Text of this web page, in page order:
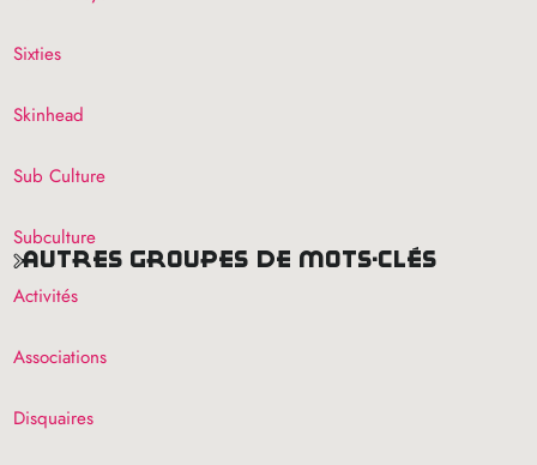
Sixties
Skinhead
Sub Culture
Subculture
autres groupes de mots-clés
Activités
Associations
Disquaires